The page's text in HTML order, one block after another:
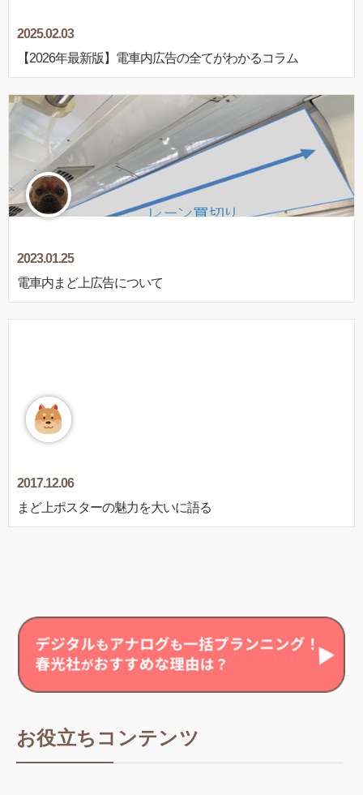
2025.02.03
【2026年最新版】電車内広告の全てがわかるコラム
2023.01.25
電車内まど上広告について
2017.12.06
まど上ポスターの魅力を大いに語る
お役立ちコンテンツ